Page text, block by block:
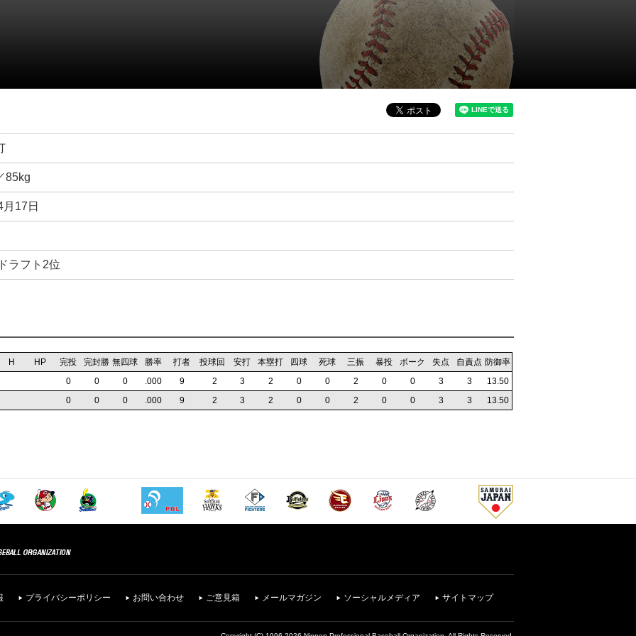
85kg
17日
ラフト2位
H HP 完投 完封勝 無四球 勝率 打者 投球回 安打 本塁打 四球 死球 三振 暴投 ボーク 失点 自責点 防御率
0
0 0 .000 9 2 3 2 0 0 2 0 0 3 3
13.50
0
0 0 .000 9 2 3 2 0 0 2 0 0 3 3 13.50
プライバシーポリシー お問い合わせ ご意見箱 メールマガジン ソーシャルメディア サイトマップ